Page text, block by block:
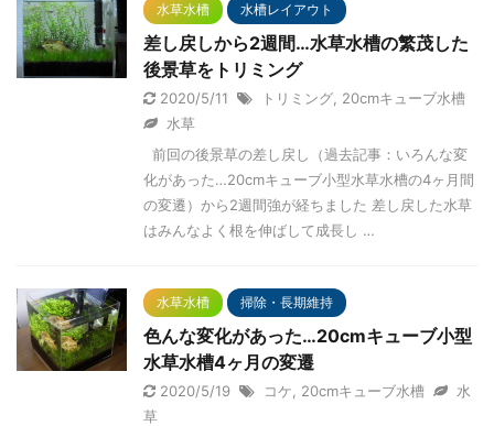
水草水槽 水槽レイアウト
差し戻しから2週間…水草水槽の繁茂した
後景草をトリミング
2020/5/11 トリミング 20cmキューブ水槽
水草
前回の後景草の差し戻し（過去記事：いろんな変
化があった…20cmキューブ小型水草水槽の4ヶ月間
の変遷）から2週間強が経ちました 差し戻した水草
はみんなよく根を伸ばして成長し …
水草水槽 掃除・長期維持
色んな変化があった…20cmキューブ小型
水草水槽4ヶ月の変遷
2020/5/19 コケ 20cmキューブ水槽
水
草